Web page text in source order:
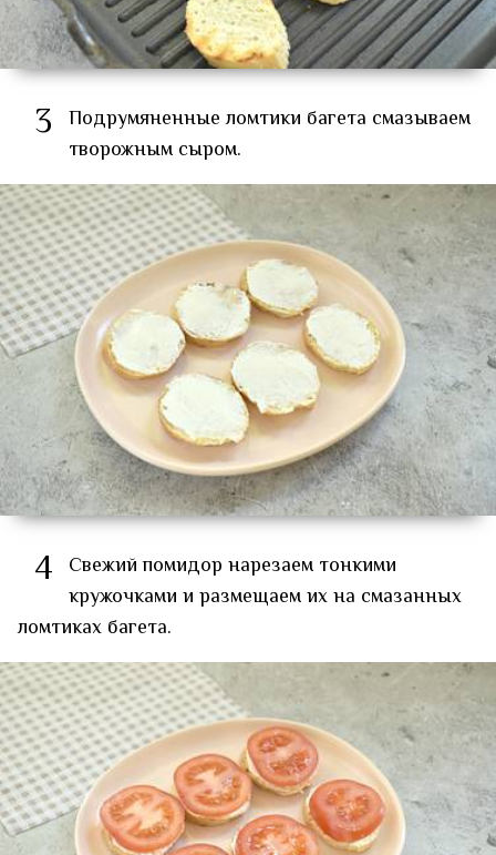
3 Подрумяненные ломтики багета смазываем
творожным сыром.
4 Свежий помидор нарезаем тонкими
кружочками и размещаем их на смазанных
ломтиках багета.